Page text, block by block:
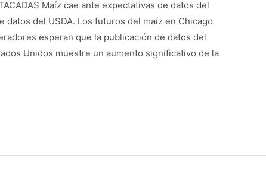
Maíz cae ante expectativas de datos del
datos del USDA. Los futuros del maíz en Chicago
esperan que la publicación de datos del
Unidos muestre un aumento significativo de la